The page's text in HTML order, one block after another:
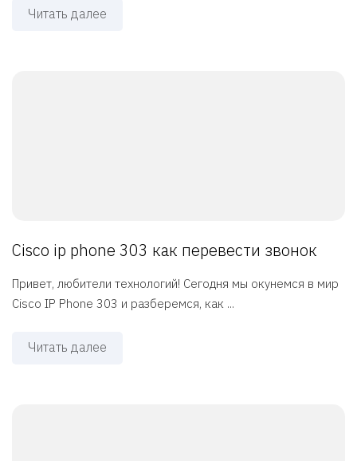
Читать далее
Cisco ip phone 303 как перевести звонок
Привет, любители технологий! Сегодня мы окунемся в мир
Cisco IP Phone 303 и разберемся, как ...
Читать далее